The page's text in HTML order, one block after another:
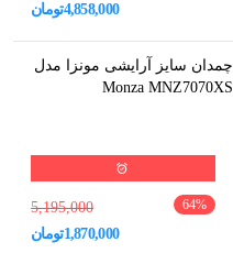
4,858,000تومان
چمدان سایز آرایشی مونزا مدل
Monza MNZ7070XS
64%
5,195,000
1,870,000تومان